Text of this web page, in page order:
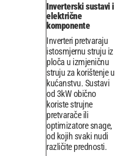
Inverterski sustavi i
električne
komponente
Inverteri pretvaraju
istosmjernu struju iz
ploča u izmjeničnu
struju za korištenje u
kućanstvu. Sustavi
od 3kW obično
koriste strujne
pretvarače ili
optimizatore snage,
od kojih svaki nudi
različite prednosti.